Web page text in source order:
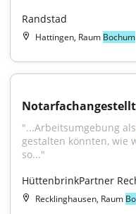
Randstad
Hattingen, Raum Bochum
"...Arbeitsumgebung als
gestalten könnten, wie
so..."
HüttenbrinkPartner
Recklinghausen, Raum